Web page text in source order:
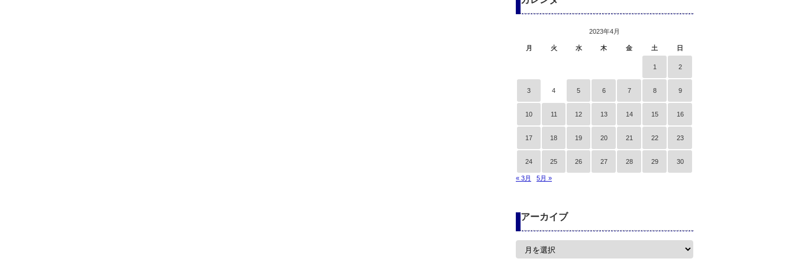
2023年4月
月 火 水 木 金 土 日
1 2
3 4 5 6 7 8 9
10 11 12 13 14 15 16
17 18 19 20 21 22 23
24 25 26 27 28 29 30
« 3月 5月 »
アーカイブ
ア